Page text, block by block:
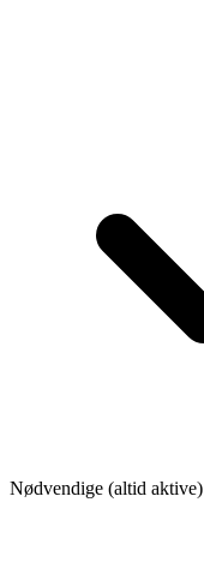
Nødvendige (altid aktive)